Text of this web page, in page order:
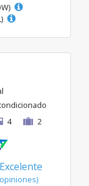
4 2
Excelente